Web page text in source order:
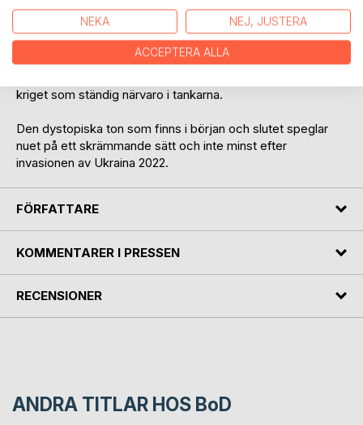
Bortglömda sånger i en skrivbordslåda finns kvar som text
även när melodierna glömts bort. De femtio år gamla
sångtexterna är från författarens tidiga tonår i början av
sjuttiotalet och speglar en tonårings funderingar kring de
kriget som ständig närvaro i tankarna.
Den dystopiska ton som finns i början och slutet speglar
nuet på ett skrämmande sätt och inte minst efter
invasionen av Ukraina 2022.
FÖRFATTARE
KOMMENTARER I PRESSEN
RECENSIONER
ANDRA TITLAR HOS BoD
NEKA NEJ, JUSTERA
ACCEPTERA ALLA